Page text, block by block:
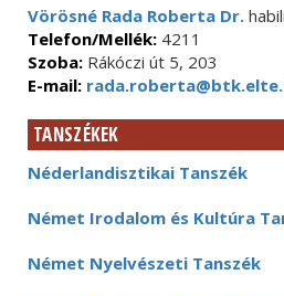
Vörösné Rada Roberta Dr.
Telefon/Mellék: 4211
Szoba: Rákóczi út 5, 203
E-mail:
TANSZÉKEK
Néderlandisztikai Tanszék
Német Irodalom és Kultúra
Német Nyelvészeti Tanszék